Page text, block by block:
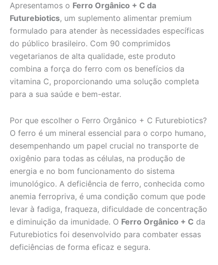
Apresentamos o Ferro Orgânico + C da
Futurebiotics, um suplemento alimentar premium
formulado para atender às necessidades específicas
do público brasileiro. Com 90 comprimidos
vegetarianos de alta qualidade, este produto
combina a força do ferro com os benefícios da
vitamina C, proporcionando uma solução completa
para a sua saúde e bem-estar.
Por que escolher o Ferro Orgânico + C Futurebiotics?
O ferro é um mineral essencial para o corpo humano,
desempenhando um papel crucial no transporte de
oxigênio para todas as células, na produção de
energia e no bom funcionamento do sistema
imunológico. A deficiência de ferro, conhecida como
anemia ferropriva, é uma condição comum que pode
levar à fadiga, fraqueza, dificuldade de concentração
e diminuição da imunidade. O Ferro Orgânico + C da
Futurebiotics foi desenvolvido para combater essas
deficiências de forma eficaz e segura.